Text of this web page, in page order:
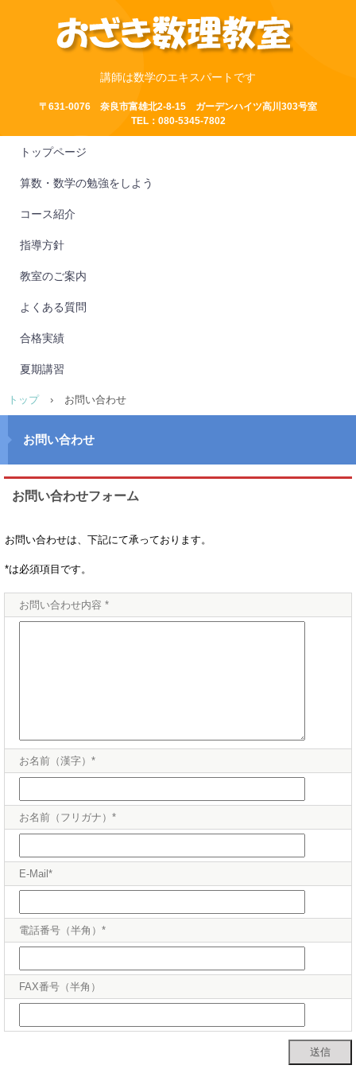
講師は数学のエキスパートです
〒631-0076 奈良市富雄北2-8-15 ガーデンハイツ高川303号室
TEL：080-5345-7802
トップページ
算数・数学の勉強をしよう
コース紹介
指導方針
教室のご案内
よくある質問
合格実績
夏期講習
トップ › お問い合わせ
お問い合わせ
お問い合わせフォーム
お問い合わせは、下記にて承っております。
*は必須項目です。
お問い合わせ内容 *
お名前（漢字）*
お名前（フリガナ）*
E-Mail*
電話番号（半角）*
FAX番号（半角）